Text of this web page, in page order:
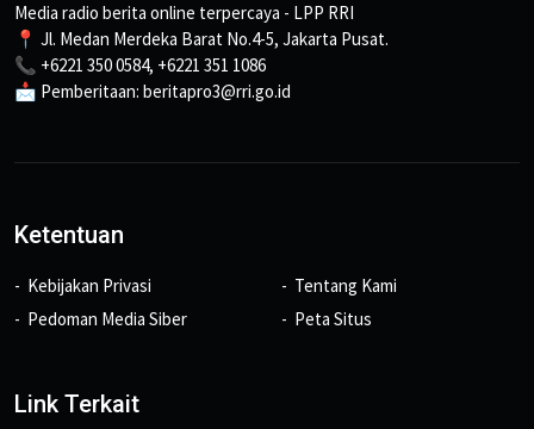
Media radio berita online terpercaya - LPP RRI
📍 Jl. Medan Merdeka Barat No.4-5, Jakarta Pusat.
📞 +6221 350 0584, +6221 351 1086
📩 Pemberitaan: beritapro3@rri.go.id
Ketentuan
Kebijakan Privasi
Pedoman Media Siber
Tentang Kami
Peta Situs
Link Terkait